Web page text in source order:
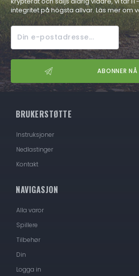
integritet på högsta allvar. Läs mer om
BRUKERSTØTTE
Instruksjoner
Nedlastinger
Kontakt
NAVIGASJON
Alla varor
Spillere
Tilbehør
Din
Logga in